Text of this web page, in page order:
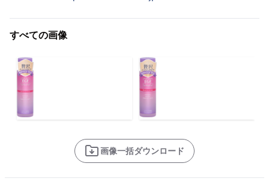
すべての画像
画像一括ダウンロード